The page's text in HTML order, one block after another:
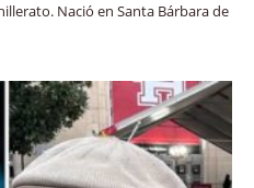
Nació en Santa Bárbara de